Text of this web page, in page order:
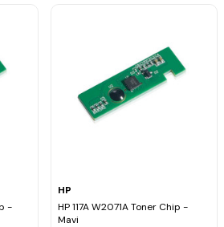
-
HP
HP 117A W2071A Toner Chip -
Mavi